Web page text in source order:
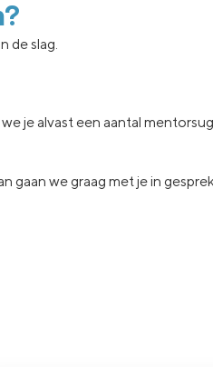
de slag.
je alvast een aantal
gaan we graag met je in